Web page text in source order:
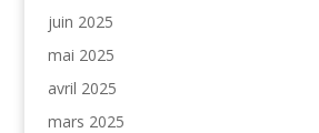
juin 2025
mai 2025
avril 2025
mars 2025